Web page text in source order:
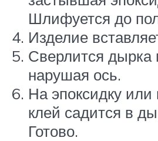
Шлифуется до
Изделие
Сверлится дырка
нарушая ось.
На эпоксидку или
клей садится в
Готово.